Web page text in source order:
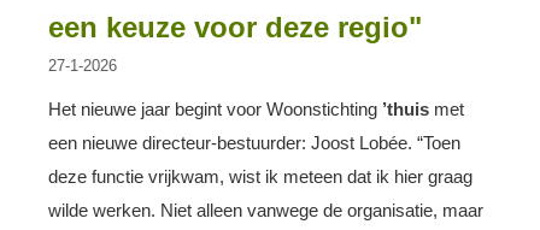
een keuze voor deze regio"
27-1-2026
Het nieuwe jaar begint voor Woonstichting ’thuis met
een nieuwe directeur-bestuurder: Joost Lobée. “Toen
deze functie vrijkwam, wist ik meteen dat ik hier graag
wilde werken. Niet alleen vanwege de organisatie, maar